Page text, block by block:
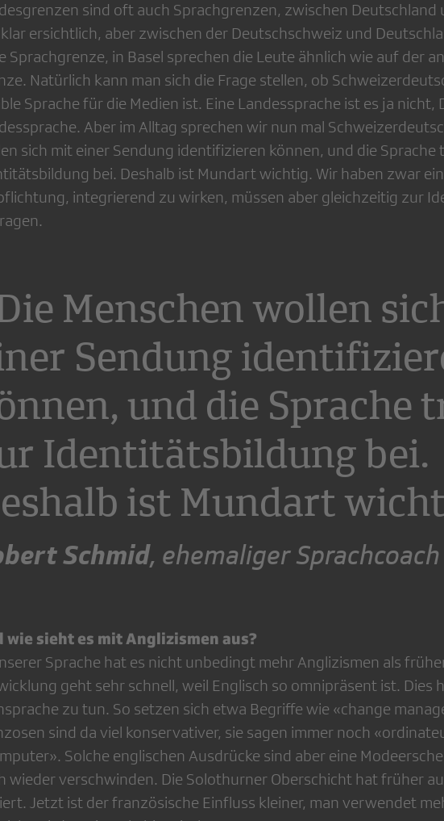
sind oft auch Sprachgrenzen, zwischen Deutschland
ersichtlich, aber zwischen der Deutschschweiz und
Sprachgrenze, in Basel sprechen die Leute ähnlich wie auf der
Natürlich kann man sich die Frage stellen, ob
Sprache für die Medien ist. Eine Landessprache ist es ja nicht,
Aber im Alltag sprechen wir nun mal
sich mit einer Sendung identifizieren können, und die Sprache
bei. Deshalb ist Mundart wichtig. Wir haben zwar
integrierend zu wirken, müssen aber gleichzeitig zur
Menschen wollen
Sendung
und die Sprache
Identitätsbildung bei.
ist Mundart
Schmid, ehemaliger Sprachcoach
wie sieht es mit Anglizismen aus?
Sprache hat es nicht unbedingt mehr Anglizismen als
geht sehr schnell, weil Englisch so omnipräsent ist. Dies
zu tun. So setzen sich etwa Begriffe wie «change
sind da viel konservativer, sie sagen immer noch
Solche englischen Ausdrücke sind aber eine
wieder verschwinden. Die Solothurner Oberschicht hat früher
Jetzt ist der französische Einfluss kleiner, man verwendet